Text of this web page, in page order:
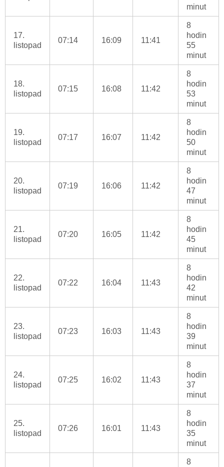
minut
17.
listopad
07:14 16:09 11:41
8
hodin
55
minut
18.
listopad
07:15 16:08 11:42
8
hodin
53
minut
19.
listopad
07:17 16:07 11:42
8
hodin
50
minut
20.
listopad
07:19 16:06 11:42
8
hodin
47
minut
21.
listopad
07:20 16:05 11:42
8
hodin
45
minut
22.
listopad
07:22 16:04 11:43
8
hodin
42
minut
23.
listopad
07:23 16:03 11:43
8
hodin
39
minut
24.
listopad
07:25 16:02 11:43
8
hodin
37
minut
25.
listopad
07:26 16:01 11:43
8
hodin
35
minut
8